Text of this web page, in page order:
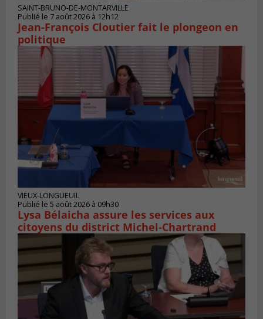
SAINT-BRUNO-DE-MONTARVILLE
Publié le 7 août 2026 à 12h12
Jean-François Cloutier fait le plongeon en
politique
VIEUX-LONGUEUIL
Publié le 5 août 2026 à 09h30
Lysa Bélaicha assure les services aux
citoyens du district Michel‑Chartrand